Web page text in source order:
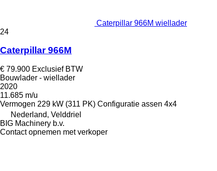
Caterpillar 966M wiellader
24
Caterpillar 966M
€ 79.900 Exclusief BTW
Bouwlader - wiellader
2020
11.685 m/u
Vermogen 229 kW (311 PK) Configuratie assen 4x4
Nederland, Velddriel
BIG Machinery b.v.
Contact opnemen met verkoper